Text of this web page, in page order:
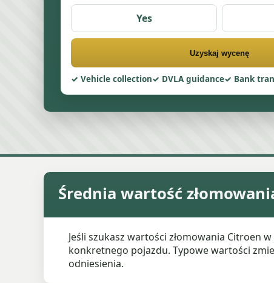
Yes
Uzyskaj wycenę
Vehicle collection DVLA guidance Bank
Średnia wartość
Jeśli szukasz wartości złomowania Citroen
konkretnego pojazdu. Typowe wartości
odniesienia.